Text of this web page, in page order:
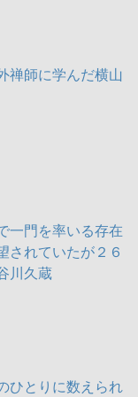
禅師に学んだ横山
一門を率いる存在
されていたが２６
川久蔵
ひとりに数えられ